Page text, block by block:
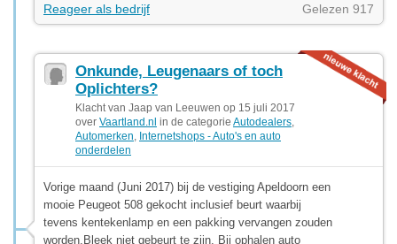
Reageer als bedrijf
Gelezen 917
Onkunde, Leugenaars of toch
Oplichters?
Klacht van Jaap van Leeuwen op 15 juli 2017
over Vaartland.nl in de categorie Autodealers
Automerken Internetshops - Auto's en auto
onderdelen
Vorige maand (Juni 2017) bij de vestiging Apeldoorn een
mooie Peugeot 508 gekocht inclusief beurt waarbij
tevens kentekenlamp en een pakking vervangen zouden
worden.Bleek niet gebeurt te zijn. Bij ophalen auto